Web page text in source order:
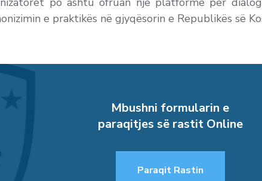
e praktikës në gjyqësorin e Republikës së
Mbushni formularin e
paraqitjes së rastit Online
Paraqit Rastin